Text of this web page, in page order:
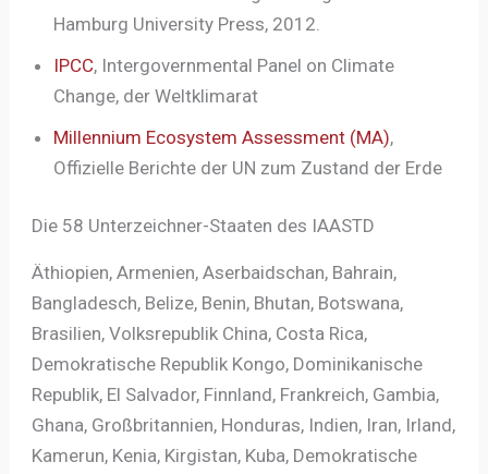
Hamburg University Press, 2012.
IPCC, Intergovernmental Panel on Climate
Change, der Weltklimarat
Millennium Ecosystem Assessment (MA),
Offizielle Berichte der UN zum Zustand der Erde
Die 58 Unterzeichner-Staaten des IAASTD
Äthiopien, Armenien, Aserbaidschan, Bahrain,
Bangladesch, Belize, Benin, Bhutan, Botswana,
Brasilien, Volksrepublik China, Costa Rica,
Demokratische Republik Kongo, Dominikanische
Republik, El Salvador, Finnland, Frankreich, Gambia,
Ghana, Großbritannien, Honduras, Indien, Iran, Irland,
Kamerun, Kenia, Kirgistan, Kuba, Demokratische